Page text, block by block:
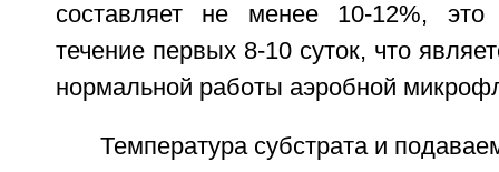
составляет не менее 10-12%,
течение первых 8-10 суток, что
нормальной работы аэробной
Температура субстрата и